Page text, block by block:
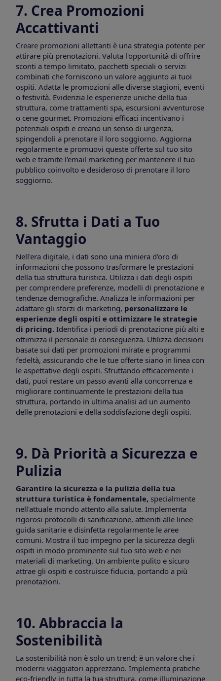
7. Crea Promozioni
Accattivanti
Creare promozioni allettanti è una strategia potente per
attirare più prenotazioni. Valuta l'opportunità di offrire
sconti a tempo limitato, pacchetti speciali o servizi
combinati che forniscono un valore aggiunto ai tuoi
ospiti. Adatta le promozioni alle diverse stagioni, eventi
o festività. Evidenzia le esperienze uniche della tua
struttura, come trattamenti spa, escursioni avventurose
o cene gourmet. Promozioni efficaci incentivano i
potenziali ospiti e creano un senso di urgenza,
spingendoli a prenotare il loro soggiorno. Aggiorna
regolarmente e promuovi queste offerte sul tuo sito
web e tramite l'email marketing per mantenere il tuo
pubblico coinvolto e desideroso di prenotare il loro
soggiorno.
8. Sfrutta i Dati a Tuo
Vantaggio
Nell'era digitale, i dati sono una miniera d'oro di
informazioni che possono trasformare le prestazioni
della tua struttura turistica. Utilizza i dati degli ospiti
per comprendere preferenze, modelli di prenotazione e
tendenze demografiche. Analizza le informazioni per
adattare gli sforzi di marketing, personalizzare le
esperienze degli ospiti e ottimizzare le strategie
di pricing. Identifica i periodi di prenotazione più alti e
ottimizza il personale di conseguenza. Utilizza decisioni
basate sui dati per promozioni mirate e programmi
fedeltà, assicurando che le tue offerte siano in linea con
le aspettative degli ospiti. Sfruttando efficacemente i
dati, puoi restare un passo avanti alla concorrenza e
migliorare continuamente le prestazioni della tua
struttura, portando in ultima analisi ad un aumento
delle prenotazioni e della soddisfazione degli ospiti.
9. Dà Priorità a Sicurezza e
Pulizia
Garantire la sicurezza e la pulizia della tua
struttura turistica è fondamentale, specialmente
nell'attuale mondo attento alla salute. Implementa
rigorosi protocolli di sanificazione, attieniti alle linee
guida sanitarie e disinfetta regolarmente le aree
comuni. Mostra il tuo impegno per la sicurezza degli
ospiti in modo prominente sul tuo sito web e nei
materiali di marketing. Un ambiente pulito e sicuro
attrae gli ospiti e costruisce fiducia, portando a più
prenotazioni.
10. Abbraccia la
Sostenibilità
La sostenibilità non è solo un trend; è un valore che i
moderni viaggiatori apprezzano. Implementa pratiche
eco-friendly in tutta la tua struttura, come illuminazione